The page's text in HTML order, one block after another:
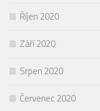
Říjen 2020
Září 2020
Srpen 2020
Červenec 2020